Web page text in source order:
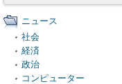
ニュース
社会
経済
政治
コンピューター